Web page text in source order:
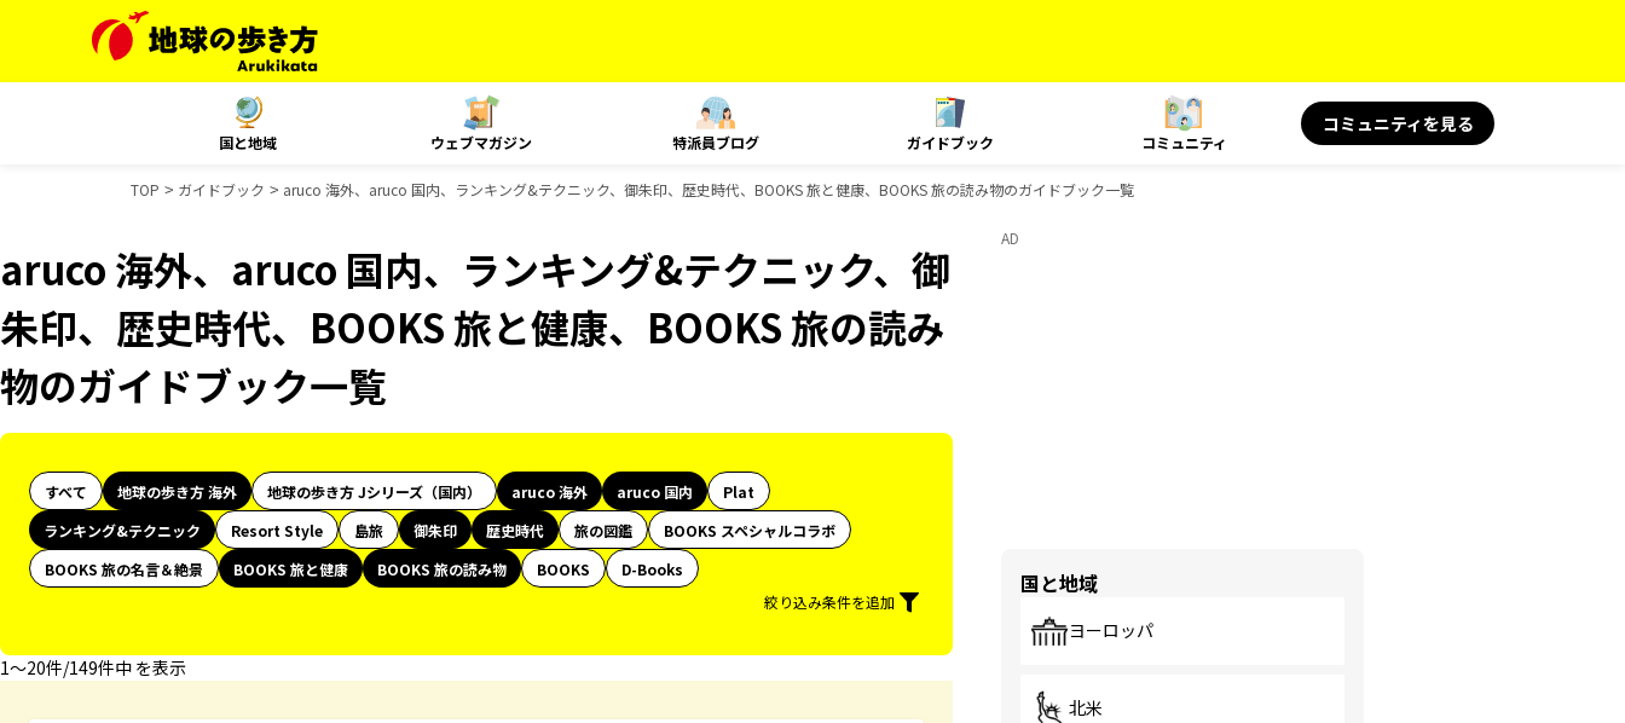
国と地域 ウェブマガジン 特派員ブログ ガイドブック コミュニティ
コミュニティを見る
TOP ガイドブック aruco 海外、aruco 国内、ランキング&テクニック、御朱印、歴史時代、BOOKS 旅と健康、BOOKS 旅の読み物のガイドブック一覧
aruco 海外、aruco 国内、ランキング&テクニック、御
朱印、歴史時代、BOOKS 旅と健康、BOOKS 旅の読み
物のガイドブック一覧
すべて 地球の歩き方 海外 地球の歩き方 Jシリーズ（国内） aruco 海外 aruco 国内
Plat
ランキング&テクニック
Resort Style 島旅 御朱印 歴史時代 旅の図鑑
BOOKS スペシャルコラボ
BOOKS 旅の名言＆絶景
BOOKS 旅と健康 BOOKS 旅の読み物 BOOKS
D-Books
絞り込み条件を追加
1〜20件/149件中 を表示
AD
国と地域
ヨーロッパ
北米